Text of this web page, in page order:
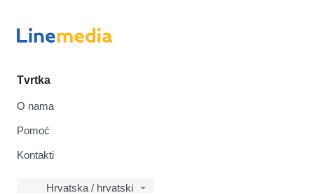
Tvrtka
O nama
Pomoć
Kontakti
Hrvatska / hrvatski